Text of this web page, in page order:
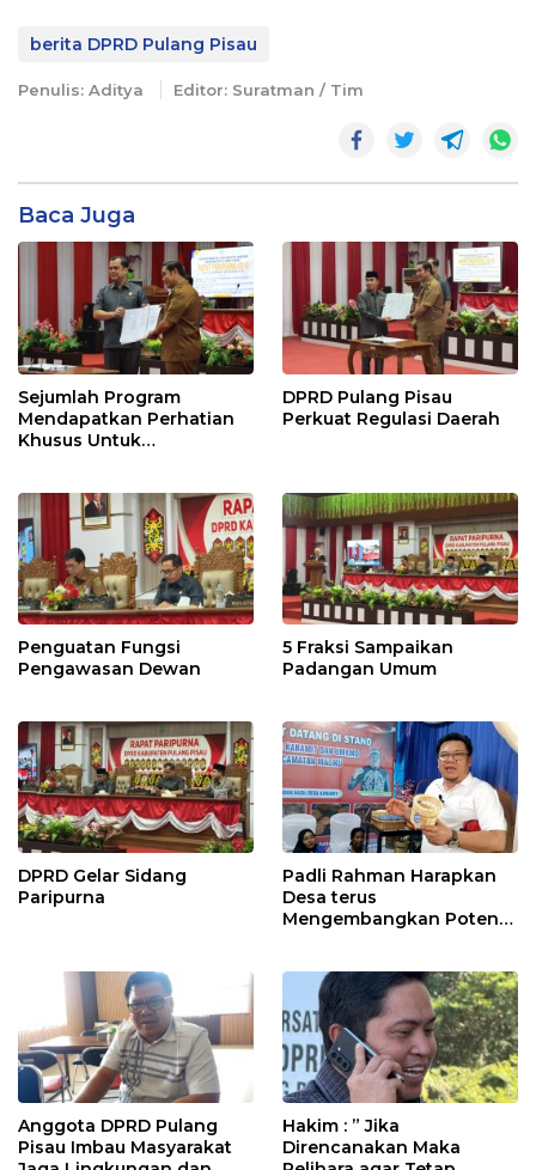
berita DPRD Pulang Pisau
Penulis: Aditya Editor: Suratman / Tim
Baca Juga
Sejumlah Program
Mendapatkan Perhatian
Khusus Untuk
DPRD Pulang Pisau
Perkuat Regulasi Daerah
Penguatan Fungsi
Pengawasan Dewan
5 Fraksi Sampaikan
Padangan Umum
DPRD Gelar Sidang
Paripurna
Padli Rahman Harapkan
Desa terus
Mengembangkan Potensi
Anggota DPRD Pulang
Pisau Imbau Masyarakat
Hakim : ” Jika
Direncanakan Maka